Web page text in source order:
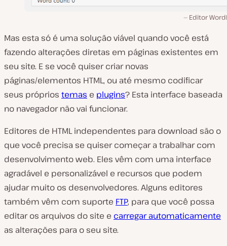
Editor
Mas esta só é uma solução viável quando você está
fazendo alterações diretas em páginas existentes em
seu site. E se você quiser criar novas
páginas/elementos HTML, ou até mesmo codificar
seus próprios temas e plugins? Esta interface baseada
no navegador não vai funcionar.
Editores de HTML independentes para download são o
que você precisa se quiser começar a trabalhar com
desenvolvimento web. Eles vêm com uma interface
agradável e personalizável e recursos que podem
ajudar muito os desenvolvedores. Alguns editores
também vêm com suporte FTP, para que você possa
editar os arquivos do site e carregar automaticamente
as alterações para o seu site.